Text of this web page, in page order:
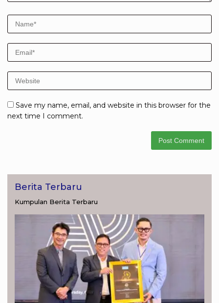
Save my name, email, and website in this browser for the
next time I comment.
Berita Terbaru
Kumpulan Berita Terbaru